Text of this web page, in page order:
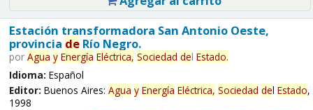
Estación transformadora San Antonio Oeste,
provincia deRío Negro.
por Agua y Energía Eléctrica, Sociedad del Estado.
Idioma: Español
Editor: Buenos Aires: Agua y Energía Eléctrica, Sociedad del Estado,
1998